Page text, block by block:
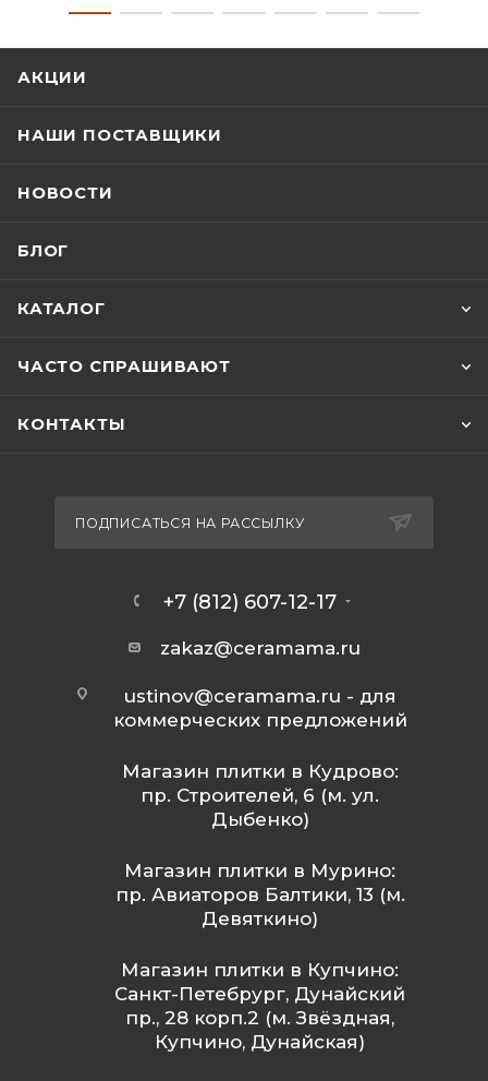
АКЦИИ
НАШИ ПОСТАВЩИКИ
НОВОСТИ
БЛОГ
КАТАЛОГ
ЧАСТО СПРАШИВАЮТ
КОНТАКТЫ
ПОДПИСАТЬСЯ НА РАССЫЛКУ
+7 (812) 607-12-17
zakaz@ceramama.ru
ustinov@ceramama.ru - для
коммерческих предложений
Магазин плитки в Кудрово:
пр. Строителей, 6 (м. ул.
Дыбенко)
Магазин плитки в Мурино:
пр. Авиаторов Балтики, 13 (м.
Девяткино)
Магазин плитки в Купчино:
Санкт-Петебрург, Дунайский
пр., 28 корп.2 (м. Звёздная,
Купчино, Дунайская)